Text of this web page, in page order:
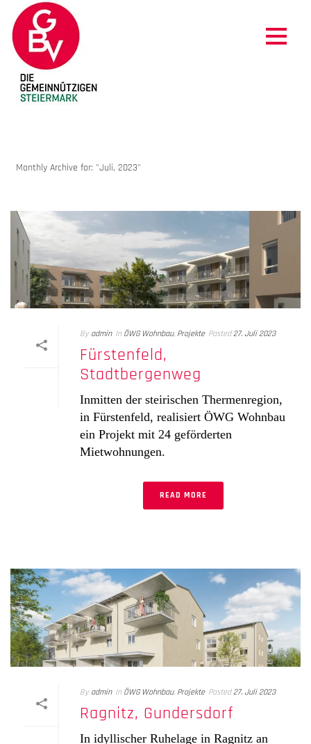
Monthly Archive for: "Juli, 2023"
By admin In ÖWG Wohnbau, Projekte Posted 27. Juli 2023
Fürstenfeld,
Stadtbergenweg
Inmitten der steirischen Thermenregion,
in Fürstenfeld, realisiert ÖWG Wohnbau
ein Projekt mit 24 geförderten
Mietwohnungen.
READ MORE
By admin In ÖWG Wohnbau, Projekte Posted 27. Juli 2023
Ragnitz, Gundersdorf
In idyllischer Ruhelage in Ragnitz an